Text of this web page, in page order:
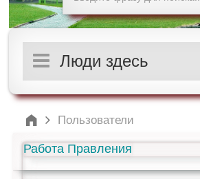
Люди здесь
Пользователи
Работа Правления